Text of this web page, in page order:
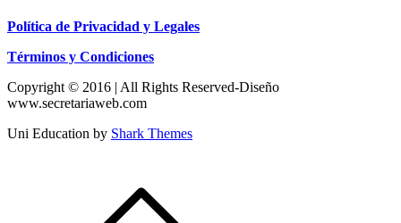
Política de Privacidad y Legales
Términos y Condiciones
Copyright © 2016 | All Rights Reserved-Diseño
www.secretariaweb.com
Uni Education by Shark Themes